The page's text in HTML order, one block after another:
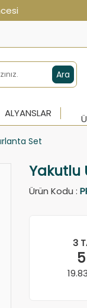
Ara
ALYANSLAR
Set
Yakutlu
Ürün Kodu :
3